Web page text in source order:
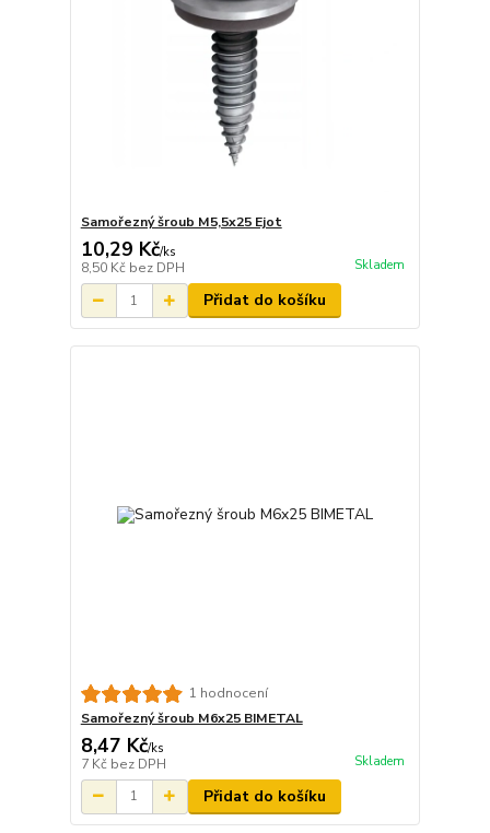
Samořezný šroub M5,5x25 Ejot
10,29 Kč/ks
8,50 Kč bez DPH Skladem
Přidat do košíku
1 hodnocení
Samořezný šroub M6x25 BIMETAL
8,47 Kč/ks
7 Kč bez DPH Skladem
Přidat do košíku